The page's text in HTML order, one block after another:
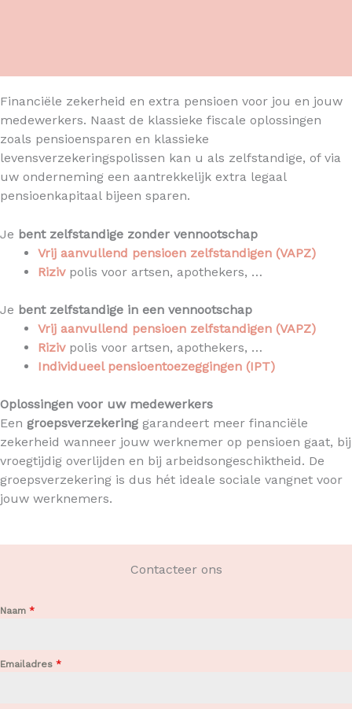
Financiële zekerheid en extra pensioen voor jou en jouw
medewerkers. Naast de klassieke fiscale oplossingen
zoals pensioensparen en klassieke
levensverzekeringspolissen kan u als zelfstandige, of via
uw onderneming een aantrekkelijk extra legaal
pensioenkapitaal bijeen sparen.
Je bent zelfstandige zonder vennootschap
Vrij aanvullend pensioen zelfstandigen (VAPZ)
Rizivpolis voor artsen, apothekers, …
Je bent zelfstandige in een vennootschap
Vrij aanvullend pensioen zelfstandigen (VAPZ)
Rizivpolis voor artsen, apothekers, …
Individueel pensioentoezeggingen (IPT)
Oplossingen voor uw medewerkers
Een groepsverzekering garandeert meer financiële
zekerheid wanneer jouw werknemer op pensioen gaat, bij
vroegtijdig overlijden en bij arbeidsongeschiktheid. De
groepsverzekering is dus hét ideale sociale vangnet voor
jouw werknemers.
Contacteer ons
Naam *
Emailadres *